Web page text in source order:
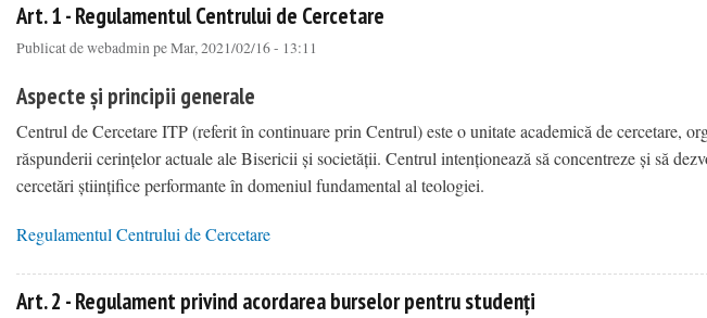
Art. 1 - Regulamentul Centrului de Cercetare
Publicat dewebadminpe Mar, 2021/02/16 - 13:11
Aspecte și principii generale
Centrul de Cercetare ITP (referit în continuare prin Centrul) este o unitate academică de cercetare,
răspunderii cerințelor actuale ale Bisericii și societății. Centrul intenționează să concentreze și să
cercetări științifice performante în domeniul fundamental al teologiei.
Regulamentul Centrului de Cercetare
Art. 2 - Regulament privind acordarea burselor pentru studenți